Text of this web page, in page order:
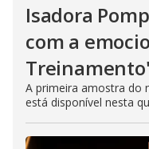
Isadora
com a
A primeira amostra do
está disponível nesta